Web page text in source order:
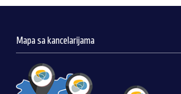
Mapa sa kancelarijama